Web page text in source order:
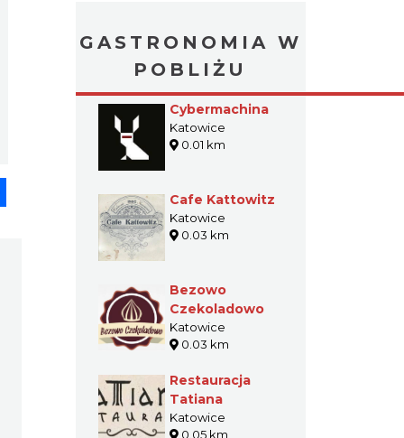
GASTRONOMIA W
POBLIŻU
Cybermachina
Katowice
0.01 km
Cafe Kattowitz
Katowice
0.03 km
Bezowo
Czekoladowo
Katowice
0.03 km
Restauracja
Tatiana
Katowice
0.05 km